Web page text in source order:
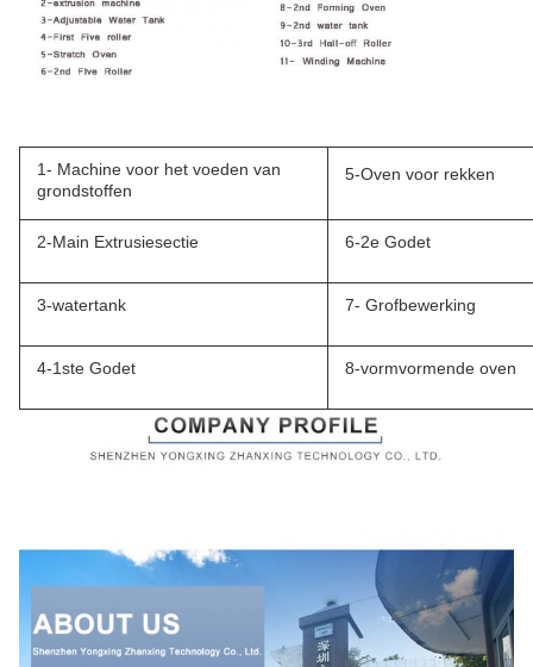
1- Machine voor het voeden van
grondstoffen
5-Oven voor rekken
2-Main Extrusiesectie 6-2e Godet
3-watertank 7- Grofbewerking
4-1ste Godet 8-vormvormende oven